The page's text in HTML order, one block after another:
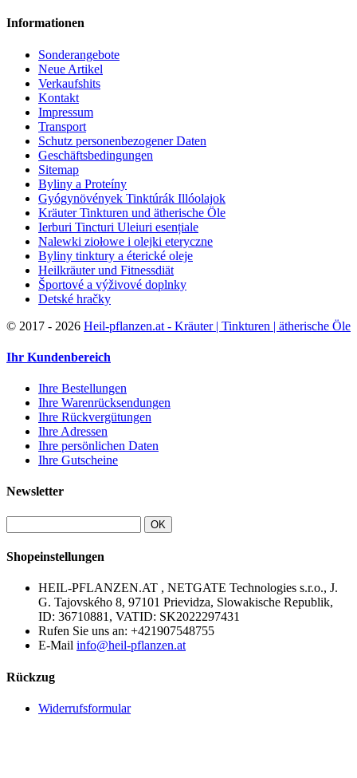
Informationen
Sonderangebote
Neue Artikel
Verkaufshits
Kontakt
Impressum
Transport
Schutz personenbezogener Daten
Geschäftsbedingungen
Sitemap
Byliny a Proteíny
Gyógynövények Tinktúrák Illóolajok
Kräuter Tinkturen und ätherische Öle
Ierburi Tincturi Uleiuri esențiale
Nalewki ziołowe i olejki eteryczne
Byliny tinktury a éterické oleje
Heilkräuter und Fitnessdiät
Športové a výživové doplnky
Detské hračky
© 2017 - 2026 Heil-pflanzen.at - Kräuter | Tinkturen | ätherische Öle
Ihr Kundenbereich
Ihre Bestellungen
Ihre Warenrücksendungen
Ihre Rückvergütungen
Ihre Adressen
Ihre persönlichen Daten
Ihre Gutscheine
Newsletter
OK
Shopeinstellungen
HEIL-PFLANZEN.AT , NETGATE Technologies s.r.o., J.
G. Tajovského 8, 97101 Prievidza, Slowakische Republik,
ID: 36710881, VATID: SK2022297431
Rufen Sie uns an: +421907548755
E-Mail info@heil-pflanzen.at
Rückzug
Widerrufsformular